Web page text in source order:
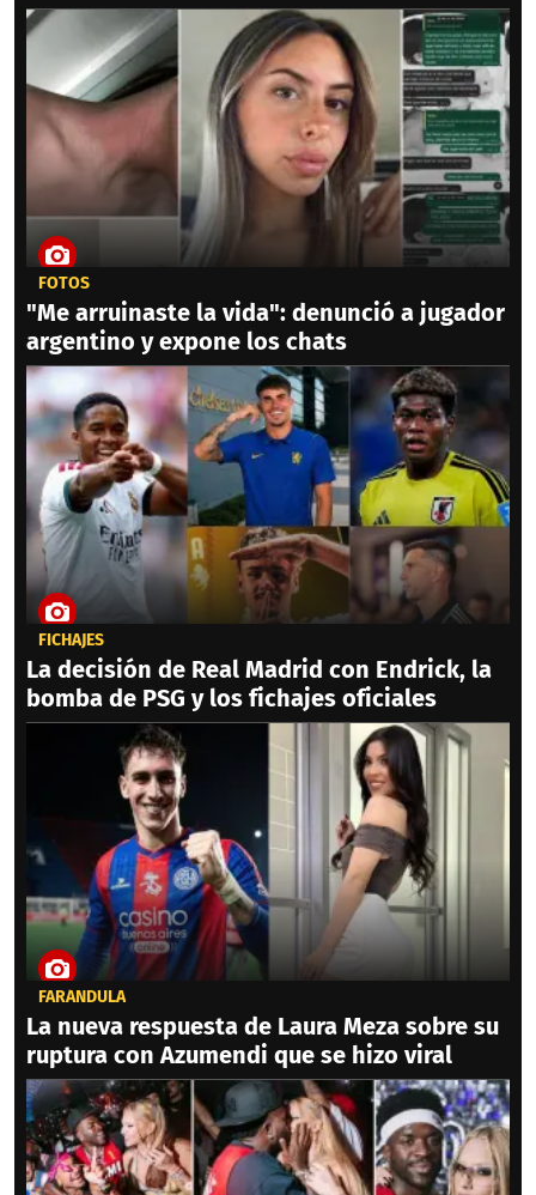
FOTOS
"Me arruinaste la vida": denunció a jugador
argentino y expone los chats
FICHAJES
La decisión de Real Madrid con Endrick, la
bomba de PSG y los fichajes oficiales
FARÁNDULA
La nueva respuesta de Laura Meza sobre su
ruptura con Azumendi que se hizo viral